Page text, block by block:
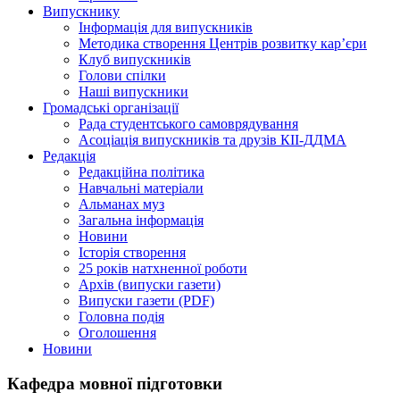
Випускнику
Інформація для випускників
Методика створення Центрів розвитку кар’єри
Клуб випускників
Голови спілки
Наші випускники
Громадські організації
Рада студентського самоврядування
Асоціація випускників та друзів КІІ-ДДМА
Редакція
Редакційна політика
Навчальні матеріали
Альманах муз
Загальна інформація
Новини
Історія створення
25 років натхненної роботи
Архів (випуски газети)
Випуски газети (PDF)
Головна подія
Оголошення
Новини
Кафедра мовної підготовки